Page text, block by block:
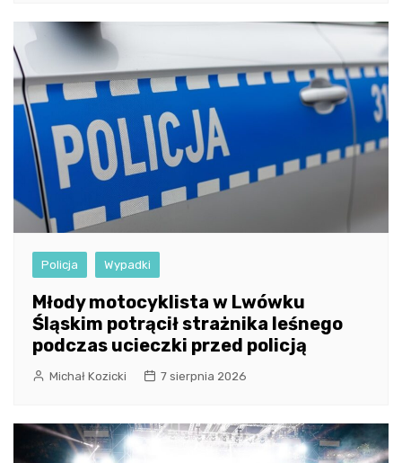
Policja Wypadki
Młody motocyklista w Lwówku
Śląskim potrącił strażnika leśnego
podczas ucieczki przed policją
Michał Kozicki 7 sierpnia 2026